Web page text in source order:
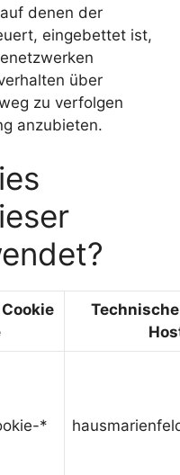
denen der
eingebettet ist,
über
zu verfolgen
anzubieten.
*